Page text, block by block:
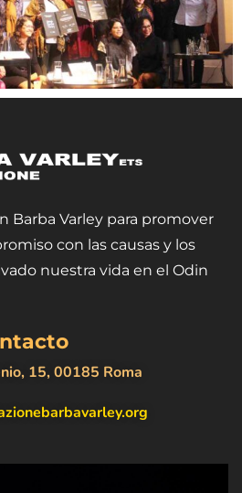
Barba Varley para promover
con las causas y los
nuestra vida en el Odin
15, 00185 Roma